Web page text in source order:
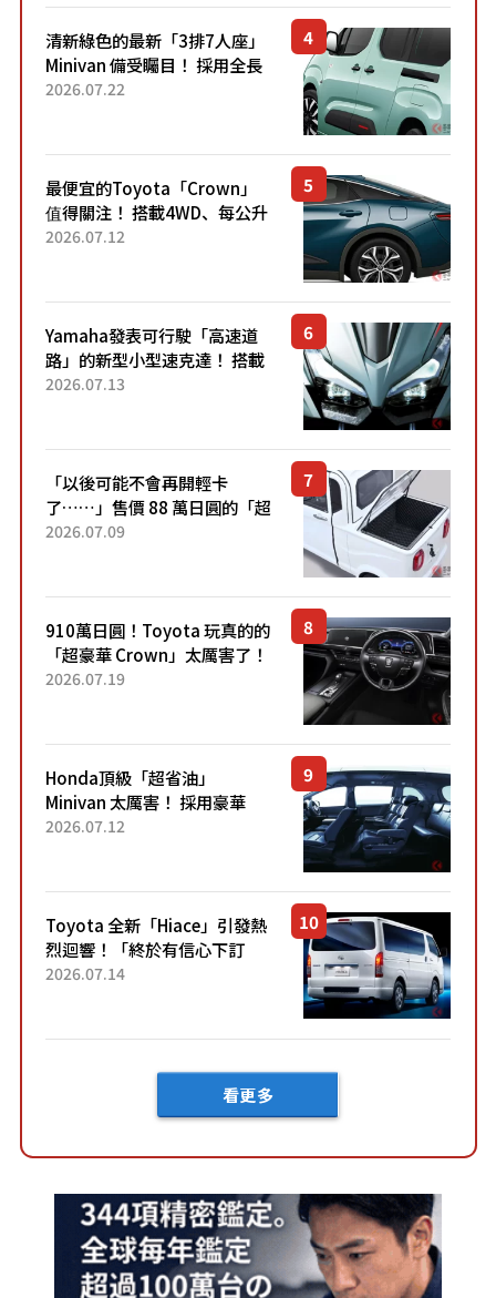
清新綠色的最新「3排7人座」
Minivan 備受矚目！ 採用全長
4.7公尺剛剛好的車身尺寸與
2026.07.22
最便宜的Toyota「Crown」
值得關注！ 搭載4WD、每公升
22.4公里低油耗表現超亮眼！
2026.07.12
Yamaha發表可行駛「高速道
路」的新型小型速克達！ 搭載
能享受超強勁「渦輪感」的動
2026.07.13
「以後可能不會再開輕卡
了……」售價 88 萬日圓的「超
迷你輕型貨車」引發兩極評
了！...
2026.07.09
910萬日圓！Toyota 玩真的的
「超豪華 Crown」太厲害了！
採用由「匠人技藝」打造的
2026.07.19
Honda頂級「超省油」
Minivan 太厲害！ 採用豪華
「真皮座椅」與專屬「黑色內
「三...
2026.07.12
Toyota 全新「Hiace」引發熱
烈迴響！「終於有信心下訂
了！」「哪個等級交車最
車？...
2026.07.14
看更多